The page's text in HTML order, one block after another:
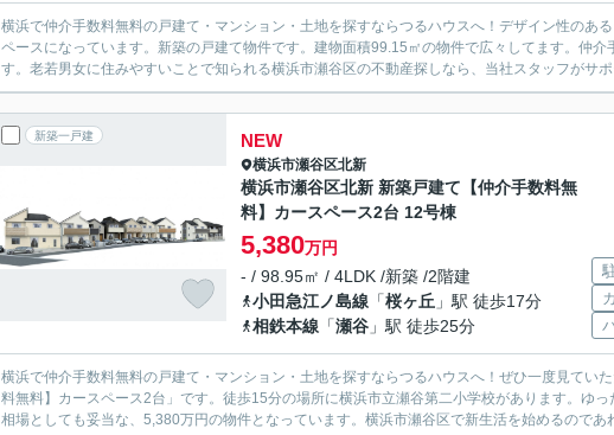
横浜で仲介手数料無料の戸建て・マンション・土地を探すならつるハウスへ！デザイン性のあ
ペースになっています。新築の戸建て物件です。建物面積99.15㎡の物件で広々してます。仲
す。老若男女に住みやすいことで知られる横浜市瀬谷区の不動産探しなら、当社スタッフがサ
新築一戸建 NEW
横浜市瀬谷区北新
横浜市瀬谷区北新 新築戸建て【仲介手数料無
料】カースペース2台 12号棟
5,380万円
- / 98.95㎡ / 4LDK /新築 /2階建
小田急江ノ島線 「桜ヶ丘 」駅 徒歩17分
相鉄本線 「瀬谷 」駅 徒歩25分
横浜で仲介手数料無料の戸建て・マンション・土地を探すならつるハウスへ！ぜひ一度見てい
料無料】カースペース2台」です。徒歩15分の場所に横浜市立瀬谷第二小学校があります。ゆ
相場としても妥当な、5,380万円の物件となっています。横浜市瀬谷区で新生活を始めるのであ